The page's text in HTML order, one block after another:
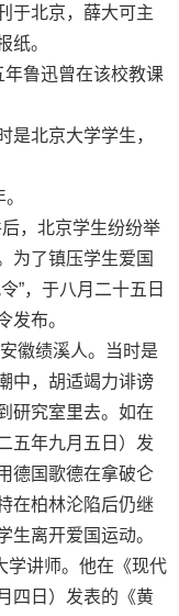
于北京，薛大可主
纸。
鲁迅曾在该校教课
北京大学学生，
，北京学生纷纷举
为了镇压学生爱国
”，于八月二十五日
发布。
绩溪人。当时是
中，胡适竭力诽谤
研究室里去。如在
五年九月五日）发
德国歌德在拿破仑
在柏林沦陷后仍继
生离开爱国运动。
讲师。他在《现代
四日）发表的《黄